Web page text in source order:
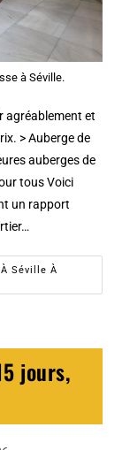
à Séville.
agréablement et
> Auberge de
auberges de
tous Voici
un rapport
Séville À
jours,